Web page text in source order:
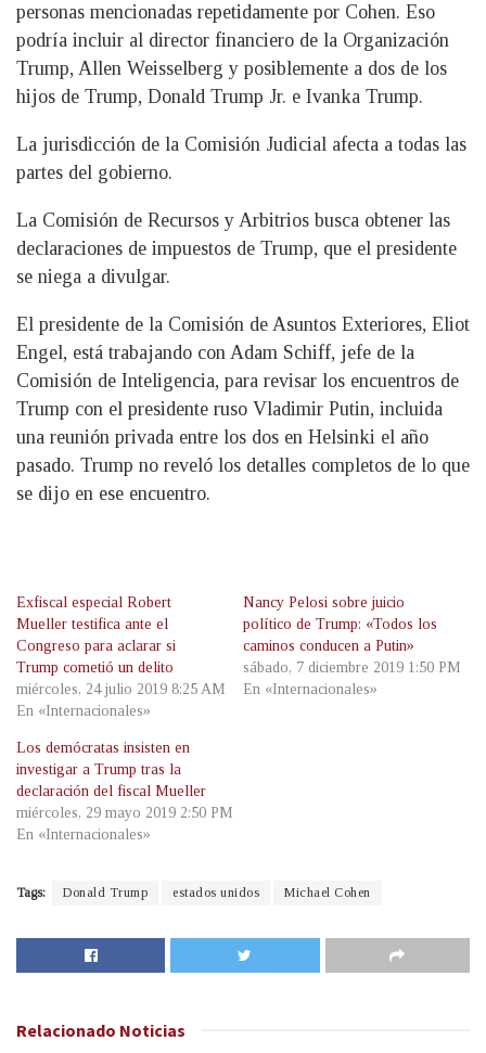
personas mencionadas repetidamente por Cohen. Eso
podría incluir al director financiero de la Organización
Trump, Allen Weisselberg y posiblemente a dos de los
hijos de Trump, Donald Trump Jr. e Ivanka Trump.
La jurisdicción de la Comisión Judicial afecta a todas las
partes del gobierno.
La Comisión de Recursos y Arbitrios busca obtener las
declaraciones de impuestos de Trump, que el presidente
se niega a divulgar.
El presidente de la Comisión de Asuntos Exteriores, Eliot
Engel, está trabajando con Adam Schiff, jefe de la
Comisión de Inteligencia, para revisar los encuentros de
Trump con el presidente ruso Vladimir Putin, incluida
una reunión privada entre los dos en Helsinki el año
pasado. Trump no reveló los detalles completos de lo que
se dijo en ese encuentro.
Exfiscal especial Robert
Mueller testifica ante el
Congreso para aclarar si
Trump cometió un delito
miércoles, 24 julio 2019 8:25 AM
En «Internacionales»
Nancy Pelosi sobre juicio
político de Trump: «Todos los
caminos conducen a Putin»
sábado, 7 diciembre 2019 1:50 PM
En «Internacionales»
Los demócratas insisten en
investigar a Trump tras la
declaración del fiscal Mueller
miércoles, 29 mayo 2019 2:50 PM
En «Internacionales»
Tags: Donald Trump estados unidos Michael Cohen
Relacionado Noticias